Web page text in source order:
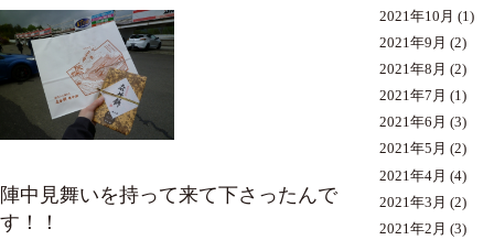
陣中見舞いを持って来て下さったんで
す！！
2021年10月 (1)
2021年9月 (2)
2021年8月 (2)
2021年7月 (1)
2021年6月 (3)
2021年5月 (2)
2021年4月 (4)
2021年3月 (2)
2021年2月 (3)